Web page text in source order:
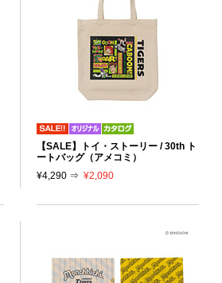
【SALE】トイ・ストーリー / 30th ト
ートバッグ（アメコミ）
¥4,290 ⇒ ¥2,090